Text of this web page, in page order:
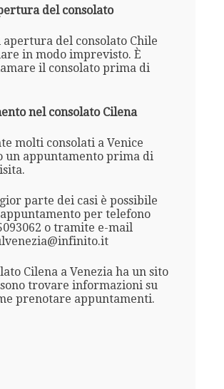
del consolato
del consolato Chile
in modo imprevisto. È
il consolato prima di
nel consolato Cilena
molti consolati a Venice
un appuntamento prima di
parte dei casi è possibile
per telefono
o tramite e-mail
Cilena a Venezia ha un sito
trovare informazioni su
prenotare appuntamenti.